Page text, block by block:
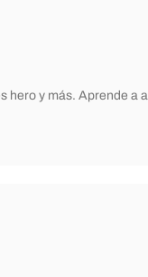
y más. Aprende a